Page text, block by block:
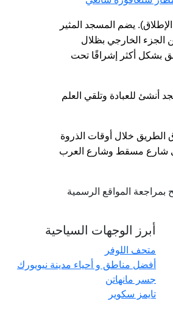
على الإطلاق). يضم المسجد المثير
الجزء الخارجي بظلال
بشكل أكثر إشراقًا تحت
من المصلين. كما أن المسجد أنشئ للعبادة وتلقي العلم
الطريق خلال أوقات الذروة
شارع مسقط وشارع العرب
المواقع الرسمية
أبرز الوجهات السياحية
متحف اللوفر
أفضل مناطق و أحياء مدينة نيويورك
جسر مانهاتن
تايمز سكوير